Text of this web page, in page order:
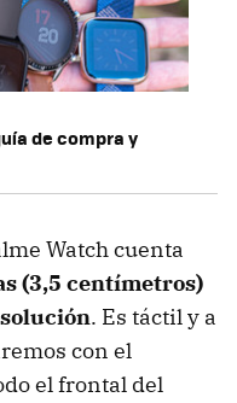
de compra y
Watch cuenta
(3,5 centímetros)
. Es táctil y a
con el
el frontal del